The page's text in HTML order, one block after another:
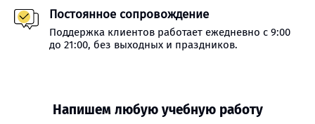
Постоянное сопровождение
Поддержка клиентов работает ежедневно с 9:00
до 21:00, без выходных и праздников.
Напишем любую учебную работу